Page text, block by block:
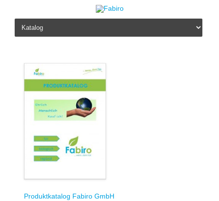
Skip to content
Produktkatalog Fabiro GmbH